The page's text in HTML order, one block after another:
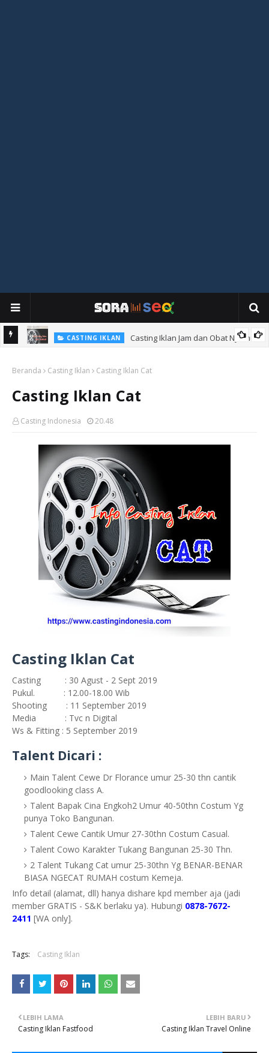
Cara Menjadi Artis
CASTING IKLAN Casting Iklan Jam dan Obat Nyamuk
Beranda Casting Iklan Casting Iklan Cat
Casting Iklan Cat
Casting Indonesia 20.48
Casting Iklan Cat
Casting : 30 Agust - 2 Sept 2019
Pukul. : 12.00-18.00 Wib
Shooting : 11 September 2019
Media : Tvc n Digital
Ws & Fitting : 5 September 2019
Talent Dicari :
Main Talent Cewe Dr Florance umur 25-30 thn cantik
goodlooking class A.
Talent Bapak Cina Engkoh2 Umur 40-50thn Costum Yg
punya Toko Bangunan.
Talent Cewe Cantik Umur 27-30thn Costum Casual.
Talent Cowo Karakter Tukang Bangunan 25-30 Thn.
2 Talent Tukang Cat umur 25-30thn Yg BENAR-BENAR
BIASA NGECAT RUMAH costum Kemeja.
Info detail (alamat, dll) hanya dishare kpd member aja (jadi
member GRATIS - S&K berlaku ya). Hubungi 0878-7672-
2411 [WA only].
Tags: Casting Iklan
LEBIH BARU
Casting Iklan Travel Online
LEBIH LAMA
Casting Iklan Fastfood